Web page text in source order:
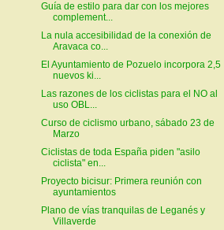
Guía de estilo para dar con los mejores
complement...
La nula accesibilidad de la conexión de
Aravaca co...
El Ayuntamiento de Pozuelo incorpora 2,5
nuevos ki...
Las razones de los ciclistas para el NO al
uso OBL...
Curso de ciclismo urbano, sábado 23 de
Marzo
Ciclistas de toda España piden "asilo
ciclista" en...
Proyecto bicisur: Primera reunión con
ayuntamientos
Plano de vías tranquilas de Leganés y
Villaverde